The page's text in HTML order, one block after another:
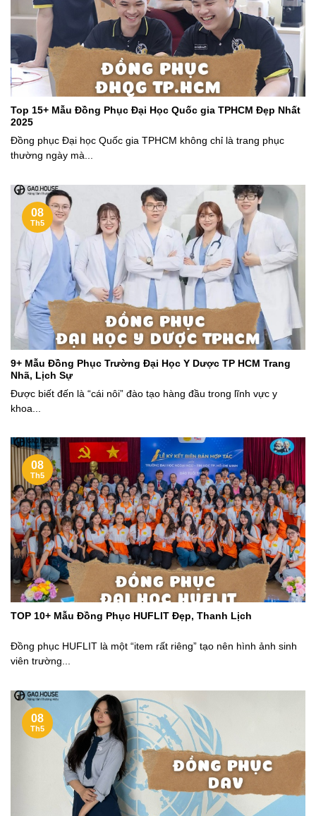
Top 15+ Mẫu Đồng Phục Đại Học Quốc gia TPHCM Đẹp Nhất
2025
Đồng phục Đại học Quốc gia TPHCM không chỉ là trang phục
thường ngày mà...
9+ Mẫu Đồng Phục Trường Đại Học Y Dược TP HCM Trang
Nhã, Lịch Sự
Được biết đến là “cái nôi” đào tạo hàng đầu trong lĩnh vực y
khoa...
08
Th5
TOP 10+ Mẫu Đồng Phục HUFLIT Đẹp, Thanh Lịch
Đồng phục HUFLIT là một “item rất riêng” tạo nên hình ảnh sinh
viên trường...
08
Th5
08
Th5